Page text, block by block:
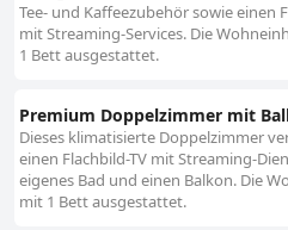
Tee- und Kaffeezubehör sowie einen
mit Streaming-Services. Die
1 Bett ausgestattet.
Premium Doppelzimmer mit
Dieses klimatisierte Doppelzimmer
einen Flachbild-TV mit Streaming-
eigenes Bad und einen Balkon. Die
mit 1 Bett ausgestattet.